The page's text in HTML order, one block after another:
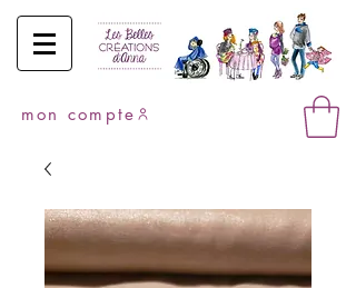
mon compte